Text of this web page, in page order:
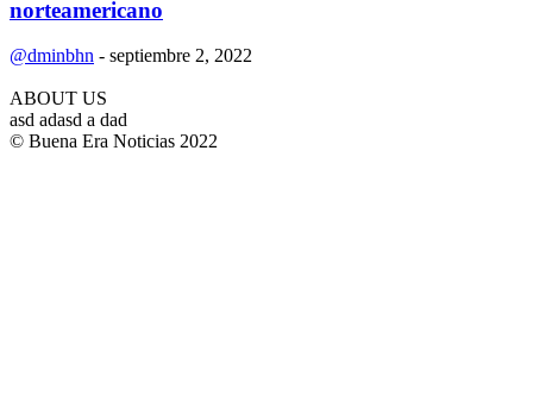
norteamericano
@dminbhn - septiembre 2, 2022
ABOUT US
asd adasd a dad
© Buena Era Noticias 2022